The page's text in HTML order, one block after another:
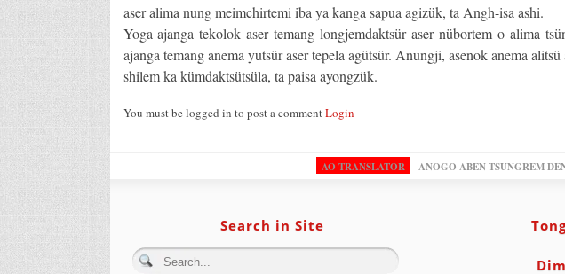
aser alima nung meimchirtemi iba ya kanga sapua agizük, ta Angh-isa ashi.
Yoga ajanga tekolok aser temang longjemdaktsür aser nübortem o alima
ajanga temang anema yutsür aser tepela agütsür. Anungji, asenok anema
shilem ka kümdaktsütsüla, ta paisa ayongzük.
You must be logged in to post a commentLogin
AO TRANSLATOR ANOGO ABEN TSUNGREM
Search in Site